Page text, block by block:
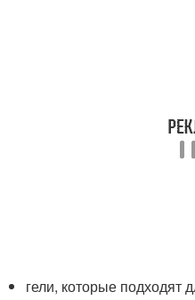
гели, которые подходят